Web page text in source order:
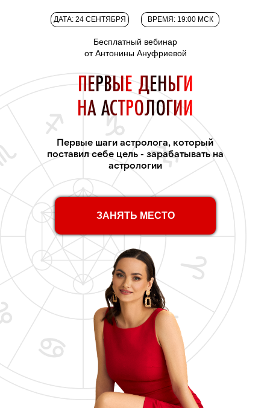
ПЕРВЫЕ ДЕНЬГИ
НА АСТРОЛОГИИ
Первые шаги астролога, который
поставил себе цель - зарабатывать на
астрологии
Бесплатный вебинар
от Антонины Ануфриевой
ДАТА: 24 СЕНТЯБРЯ ВРЕМЯ: 19:00 МСК
ЗАНЯТЬ МЕСТО